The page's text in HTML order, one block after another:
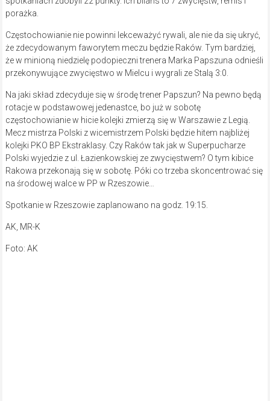
porażka.
Częstochowianie nie powinni lekceważyć rywali, ale nie da się ukryć,
że zdecydowanym faworytem meczu będzie Raków. Tym bardziej,
że w minioną niedzielę podopieczni trenera Marka Papszuna odnieśli
przekonywujące zwycięstwo w Mielcu i wygrali ze Stalą 3:0.
Na jaki skład zdecyduje się w środę trener Papszun? Na pewno będą
rotacje w podstawowej jedenastce, bo już w sobotę
częstochowianie w hicie kolejki zmierzą się w Warszawie z Legią.
Mecz mistrza Polski z wicemistrzem Polski będzie hitem najbliżej
kolejki PKO BP Ekstraklasy. Czy Raków tak jak w Superpucharze
Polski wyjedzie z ul. Łazienkowskiej ze zwycięstwem? O tym kibice
Rakowa przekonają się w sobotę. Póki co trzeba skoncentrować się
na środowej walce w PP w Rzeszowie…
Spotkanie w Rzeszowie zaplanowano na godz. 19:15.
AK, MR-K
Foto: AK